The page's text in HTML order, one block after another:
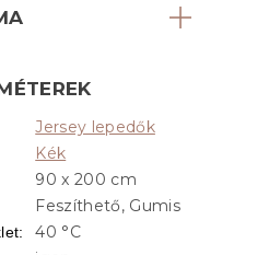
Jersey lepedők
Kék
90 x 200 cm
Feszíthető, Gumis
: 40 °C